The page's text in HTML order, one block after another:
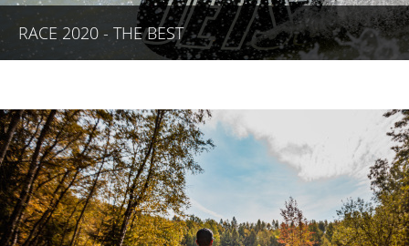
RACE 2020 - THE BEST